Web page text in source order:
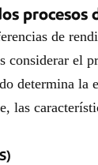
procesos
de
considerar el
determina la
las